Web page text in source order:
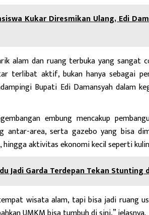
Kukar Diresmikan Ulang, Edi
alam dan ruang terbuka yang sangat
terlibat aktif, bukan hanya sebagai
Bupati Edi Damansyah dalam
embung mencakup
antar-area, serta gazebo yang bisa
hingga aktivitas ekonomi kecil seperti
Jadi Garda Terdepan Tekan Stunting
wisata alam, tapi bisa jadi ruang